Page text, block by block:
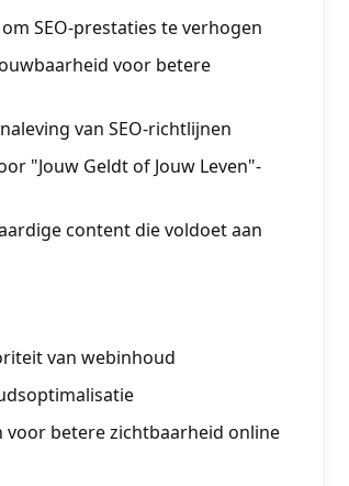
SEO-prestaties te verhogen
voor betere
van SEO-richtlijnen
"Jouw Geldt of Jouw Leven"-
content die voldoet aan
van webinhoud
voor betere zichtbaarheid online